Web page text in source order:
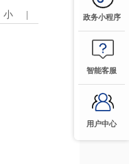
小 政务小程序
智能客服
用户中心